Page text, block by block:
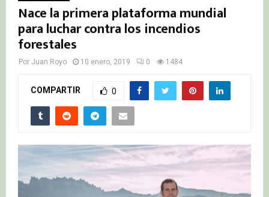
Nace la primera plataforma mundial
para luchar contra los incendios
forestales
Por Juan Royo 10 enero, 2019 0 1484
COMPARTIR 0